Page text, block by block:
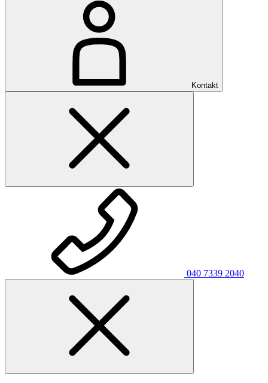
Kontakt
040 7339 2040